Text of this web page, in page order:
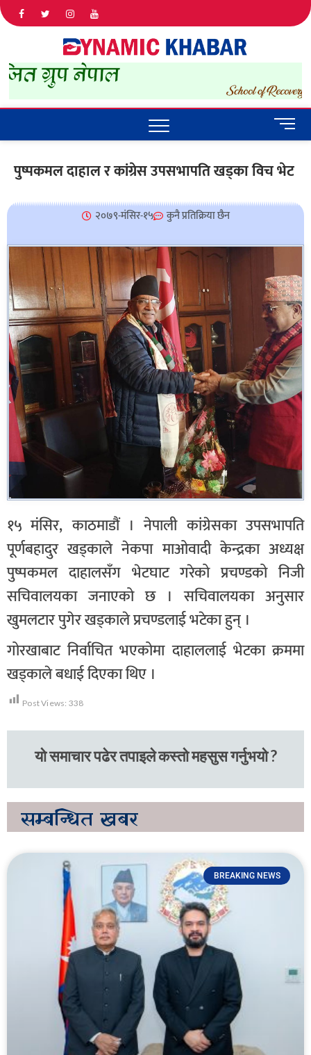
IN NEPAL
M
e
u
u
o
पुष्पकमल दाहाल र कांग्रेस उपसभापति खड्का विच भेट
२०७९-मंसिर-१५ कुनै प्रतिक्रिया छैन
१५ मंसिर, काठमाडौं । नेपाली कांग्रेसका उपसभापति
पूर्णबहादुर खड्काले नेकपा माओवादी केन्द्रका अध्यक्ष
पुष्पकमल दाहालसँग भेटघाट गरेको प्रचण्डको निजी
सचिवालयका जनाएको छ । सचिवालयका अनुसार
खुमलटार पुगेर खड्काले प्रचण्डलाई भटेका हुन् ।
गोरखाबाट निर्वाचित भएकोमा दाहाललाई भेटका क्रममा
खड्काले बधाई दिएका थिए ।
Post Views: 338
यो समाचार पढेर तपाइले कस्तो महसुस गर्नुभयो ?
सम्बन्धित खबर
BREAKING NEWS